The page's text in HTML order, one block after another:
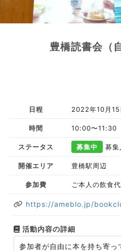
豊橋読書会（
日程 2022年10月
時間 10:00〜11:30
ステータス 募集中 募集
開催エリア 豊橋駅周辺
参加費 ご本人の飲食代
https://ameblo.jp/
活動内容の詳細
参加者が自由に本を持ち寄っ